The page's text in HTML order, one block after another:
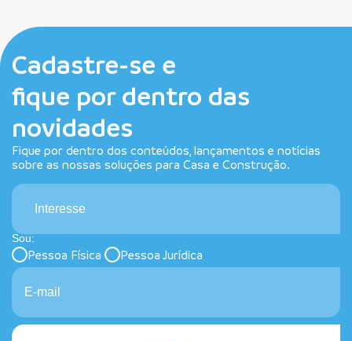
Cadastre-se e
fique por dentro das
novidades
Fique por dentro dos conteúdos, lançamentos e notícias
sobre as nossas soluções para Casa e Construção.
Interesse
Sou:
Pessoa Física Pessoa Jurídica